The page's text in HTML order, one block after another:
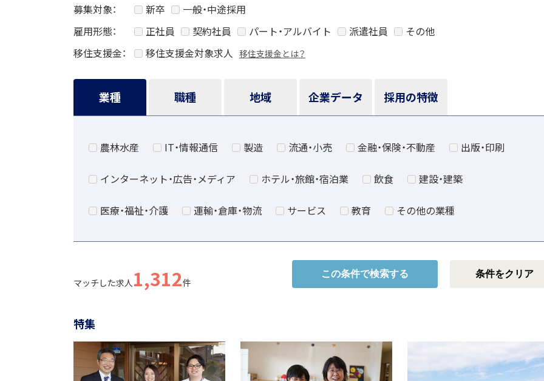
募集対象 新卒
一般・中途採用
雇用形態
正社員 契約社員 パート・アルバイト 派遣社員
その他
移住支援金
移住支援金対象求人 移住支援金とは？
業種 職種 地域 企業データ 採用の特徴
農林水産 IT・情報通信 製造 流通・小売 金融・保険・不動産 出版・印刷
インターネット・広告・メディア ホテル・旅館・宿泊業 飲食 建設・建築
医療・福祉・介護 運輸・倉庫・物流 サービス 教育 その他の業種
マッチした求人1,312件
特集